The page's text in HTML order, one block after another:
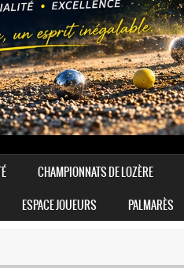
CHAMPIONNATS DE LOZÈRE
ESPACE JOUEURS PALMARÈS